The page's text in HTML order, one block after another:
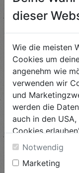
und auf dem Herd
die Eier stocken.
Mit Petersilie oder
Dazu passt Pita-
Biohof-Tipp:
unserem
dieser
Wie die meisten
Cookies um
angenehm wie
verwenden wir
und
werden die
auch in den
Cookies
Cookies zu.
Infos zu den
auch
Notwendig
Marketing